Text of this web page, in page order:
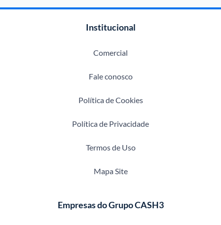
Institucional
Comercial
Fale conosco
Política de Cookies
Política de Privacidade
Termos de Uso
Mapa Site
Empresas do Grupo CASH3